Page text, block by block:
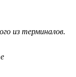
из терминалов.